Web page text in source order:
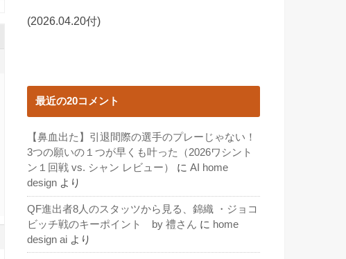
(2026.04.20付)
最近の20コメント
【鼻血出た】引退間際の選手のプレーじゃない！
3つの願いの１つが早くも叶った（2026ワシント
ン１回戦 vs. シャン レビュー）
に AI home
design より
QF進出者8人のスタッツから見る、錦織 ・ジョコ
ビッチ戦のキーポイント by 禮さん に home
design ai より